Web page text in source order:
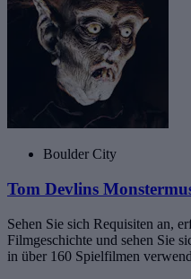
Boulder City
Tom Devlins
Sehen Sie sich Requisiten an,
Filmgeschichte und sehen Sie
in über 160 Spielfilmen